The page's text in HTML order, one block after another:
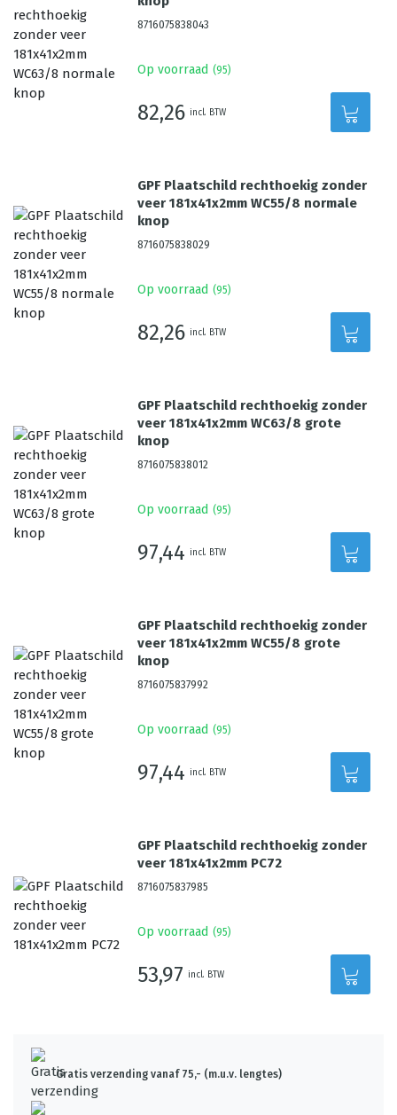
8716075838043
Op voorraad (95)
82,26 incl. BTW
GPF Plaatschild rechthoekig zonder
veer 181x41x2mm WC55/8 normale
knop
8716075838029
Op voorraad (95)
82,26 incl. BTW
GPF Plaatschild rechthoekig zonder
veer 181x41x2mm WC63/8 grote
knop
8716075838012
Op voorraad (95)
97,44 incl. BTW
GPF Plaatschild rechthoekig zonder
veer 181x41x2mm WC55/8 grote
knop
8716075837992
Op voorraad (95)
97,44 incl. BTW
GPF Plaatschild rechthoekig zonder
veer 181x41x2mm PC72
8716075837985
Op voorraad (95)
53,97 incl. BTW
Gratis verzending vanaf 75,- (m.u.v. lengtes)